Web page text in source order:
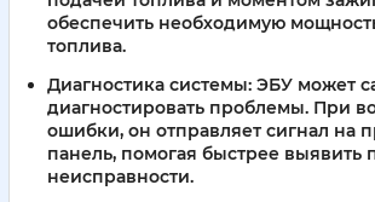
обеспечить необходимую
топлива.
Диагностика системы: ЭБУ может
диагностировать проблемы. При
ошибки, он отправляет сигнал на
панель, помогая быстрее выявить
неисправности.